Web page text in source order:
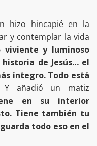
hizo hincapié en la
y contemplar la vida
viviente y luminoso
de Jesús… el
íntegro. Todo está
añadió un matiz
en su interior
Tiene también tu
todo eso en el